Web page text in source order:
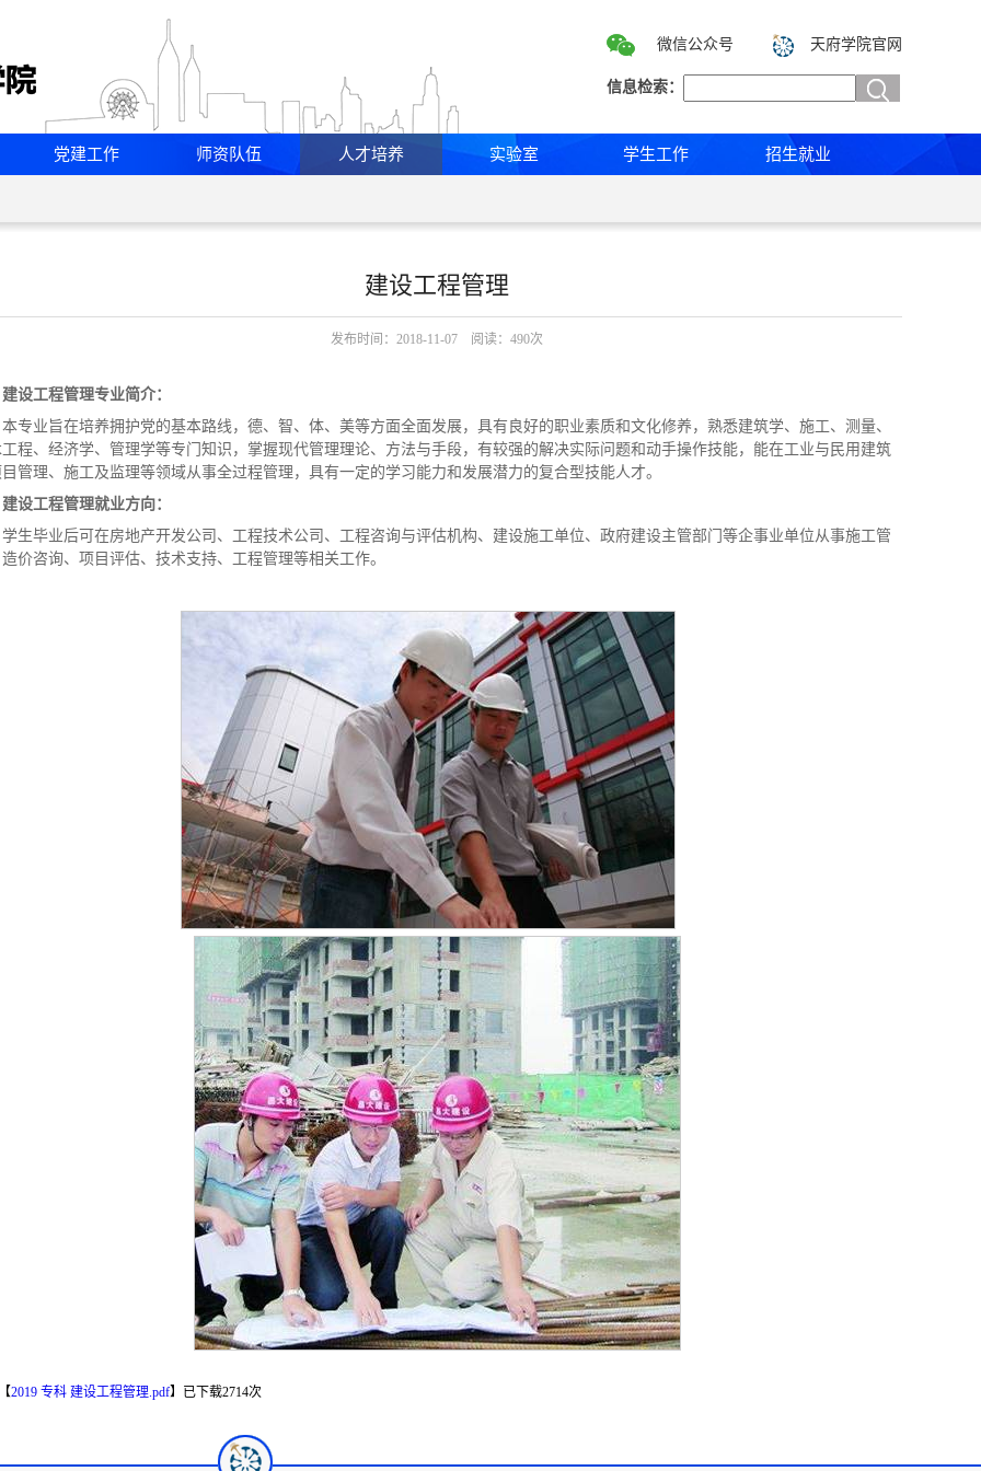
微信公众号 天府学院官网
信息检索：
党建工作 师资队伍 人才培养 实验室 学生工作 招生就业
建设工程管理
发布时间：2018-11-07 阅读： 490次
建设工程管理专业简介：
本专业旨在培养拥护党的基本路线，德、智、体、美等方面全面发展，具有良好的职业素质和文化修养，熟悉建筑学、施工、测量、
程、经济学、管理学等专门知识，掌握现代管理理论、方法与手段，有较强的解决实际问题和动手操作技能，能在工业与民用建筑
管理、施工及监理等领域从事全过程管理，具有一定的学习能力和发展潜力的复合型技能人才。
建设工程管理就业方向：
学生毕业后可在房地产开发公司、工程技术公司、工程咨询与评估机构、建设施工单位、政府建设主管部门等企事业单位从事施工管
价咨询、项目评估、技术支持、工程管理等相关工作。
2019 专科 建设工程管理.pdf】已下载2714次